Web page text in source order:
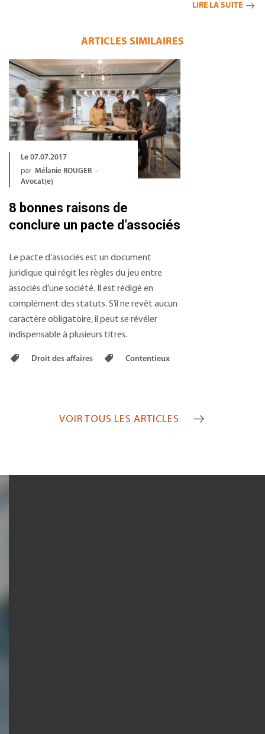
LIRE LA SUITE
ARTICLES SIMILAIRES
Le 07.07.2017
par Mélanie ROUGER -
Avocat(e)
8 bonnes raisons de
conclure un pacte d’associés
Le pacte d’associés est un document
juridique qui régit les règles du jeu entre
associés d’une société. Il est rédigé en
complément des statuts. S’il ne revêt aucun
caractère obligatoire, il peut se révéler
indispensable à plusieurs titres.
Droit des affaires Contentieux
VOIR TOUS LES ARTICLES